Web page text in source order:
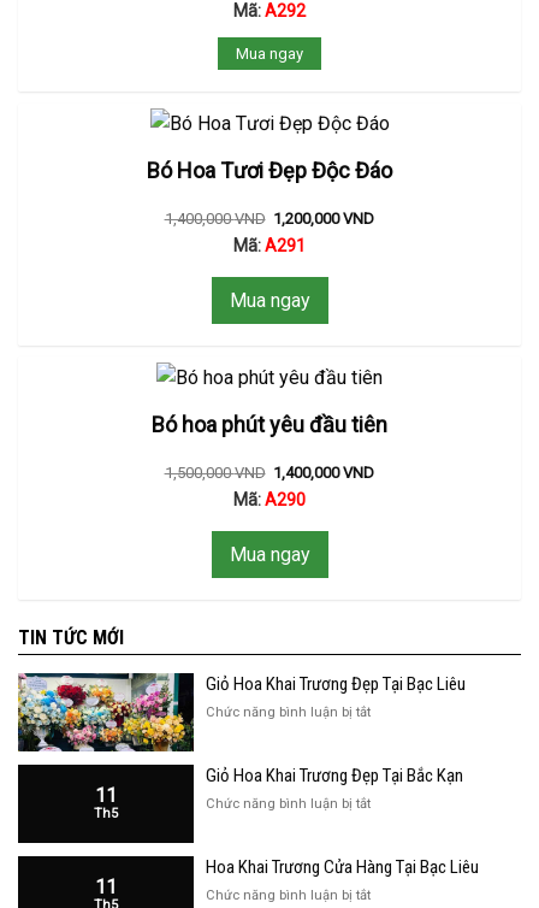
Mã:A292
Mua ngay
Bó Hoa Tươi Đẹp Độc Đáo
1,400,000VND 1,200,000VND
Mã:A291
Mua ngay
Bó hoa phút yêu đầu tiên
1,500,000VND 1,400,000VND
Mã:A290
Mua ngay
TIN TỨC MỚI
Giỏ Hoa Khai Trương Đẹp Tại Bạc Liêu
Chức năng bình luận bị tắtở
Khai
Đẹp
Liêu
11
Th5
Giỏ Hoa Khai Trương Đẹp Tại Bắc Kạn
Chức năng bình luận bị tắtở
Khai
Đẹp
11
Th5
Hoa Khai Trương Cửa Hàng Tại Bạc Liêu
Chức năng bình luận bị tắtở